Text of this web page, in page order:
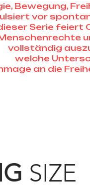
Bewegung,
vor
Serie feiert
vollständig
welche
an die
SIZE